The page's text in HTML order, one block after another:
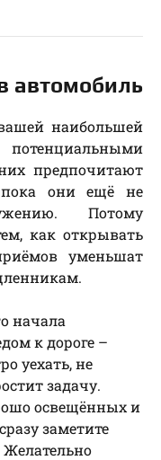
автомобиль
наибольшей
предпочитают
пока они ещё не
Потому
как открывать
уменьшат
начала
к дороге –
уехать, не
задачу.
освещённых и
заметите
Желательно